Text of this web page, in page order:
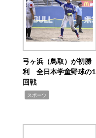
弓ヶ浜（鳥取）が初勝
利 全日本学童野球の1
回戦
スポーツ